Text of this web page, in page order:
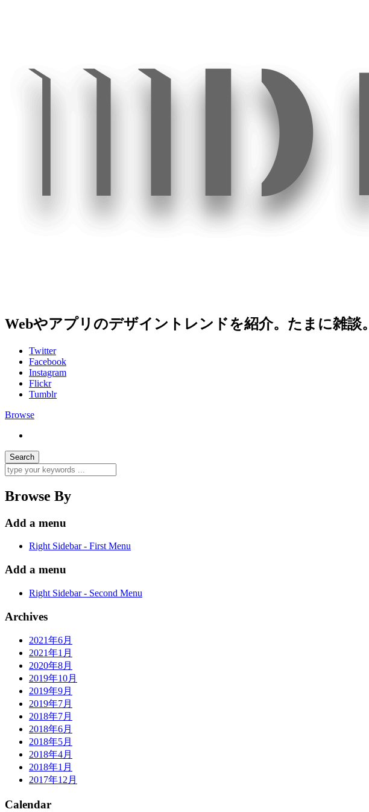
Webやアプリのデザイントレンドを紹介。たまに雑談。
Twitter
Facebook
Instagram
Flickr
Tumblr
Browse
Browse By
Add a menu
Right Sidebar - First Menu
Add a menu
Right Sidebar - Second Menu
Archives
2021年6月
2021年1月
2020年8月
2019年10月
2019年9月
2019年7月
2018年7月
2018年6月
2018年5月
2018年4月
2018年1月
2017年12月
Calendar